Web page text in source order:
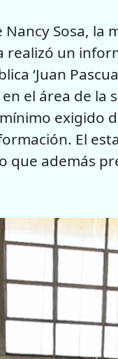
Nancy Sosa,
realizó un
‘Juan
el área de la
exigido
El
que además